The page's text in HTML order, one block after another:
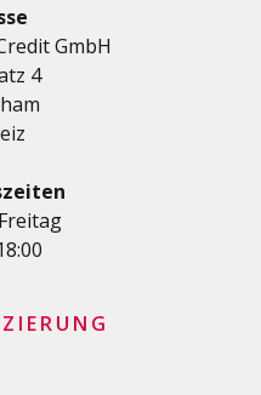
Baukredit
Ausbildung
Kredit
GmbH
4